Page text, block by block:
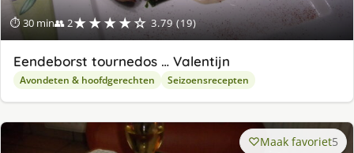
⏱ 30 min👥 2★★★★☆ 3.79 (19)
Eendeborst tournedos … Valentijn
Avondeten & hoofdgerechten Seizoensrecepten
Maak favoriet5